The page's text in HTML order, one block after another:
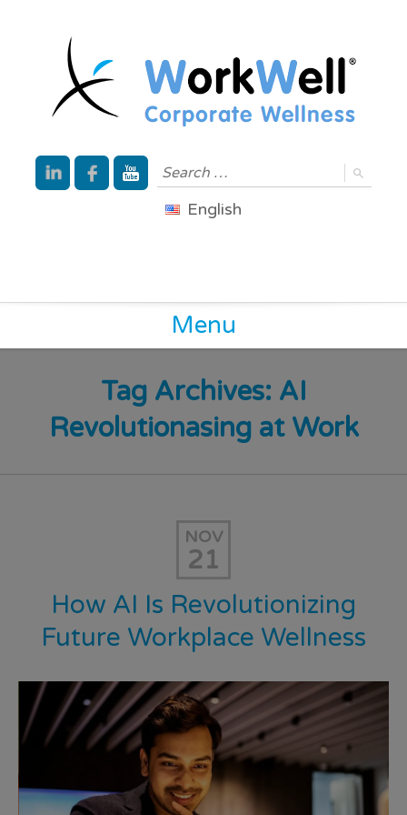
English
Menu
Tag Archives: AI
Revolutionasing at Work
NOV
21
How AI Is Revolutionizing
Future Workplace Wellness